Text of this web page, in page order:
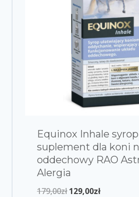
Equinox Inhale
suplement dla koni
oddechowy RAO
Alergia
179,00zł 129,00zł